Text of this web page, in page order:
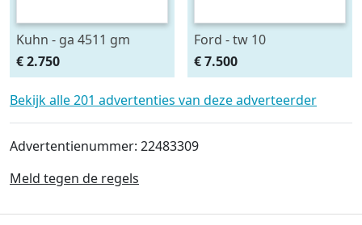
Kuhn - ga 4511 gm
€ 2.750
Ford - tw 10
€ 7.500
Bekijk alle 201 advertenties van deze adverteerder
Advertentienummer: 22483309
Meld tegen de regels